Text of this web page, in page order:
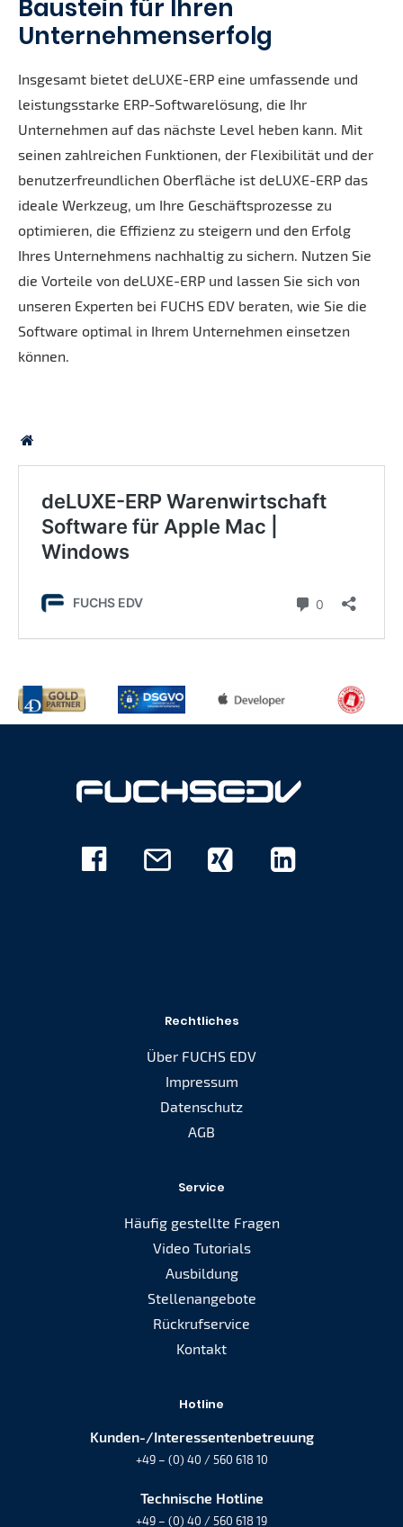
Baustein für Ihren
Unternehmenserfolg
Insgesamt bietet deLUXE-ERP eine umfassende und
leistungsstarke ERP-Softwarelösung, die Ihr
Unternehmen auf das nächste Level heben kann. Mit
seinen zahlreichen Funktionen, der Flexibilität und der
benutzerfreundlichen Oberfläche ist deLUXE-ERP das
ideale Werkzeug, um Ihre Geschäftsprozesse zu
optimieren, die Effizienz zu steigern und den Erfolg
Ihres Unternehmens nachhaltig zu sichern. Nutzen Sie
die Vorteile von deLUXE-ERP und lassen Sie sich von
unseren Experten bei FUCHS EDV beraten, wie Sie die
Software optimal in Ihrem Unternehmen einsetzen
können.
Rechtliches
Über FUCHS EDV
Impressum
Datenschutz
AGB
Service
Häufig gestellte Fragen
Video Tutorials
Ausbildung
Stellenangebote
Rückrufservice
Kontakt
Hotline
Kunden-/Interessentenbetreuung
+49 – (0) 40 / 560 618 10
Technische Hotline
+49 – (0) 40 / 560 618 19